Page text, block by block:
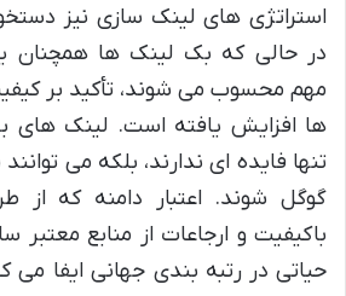
استراتژی های لینک سازی نیز
در حالی که بک لینک ها همچنان
مهم محسوب می شوند، تأکید بر
ها افزایش یافته است. لینک های
تنها فایده ای ندارند، بلکه می
گوگل شوند. اعتبار دامنه که
باکیفیت و ارجاعات از منابع
حیاتی در رتبه بندی جهانی ایفا می